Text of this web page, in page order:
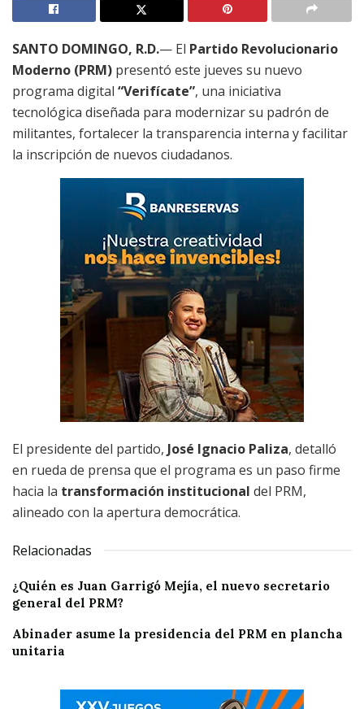
SANTO DOMINGO, R.D.— El Partido Revolucionario
Moderno (PRM) presentó este jueves su nuevo
programa digital “Verifícate”, una iniciativa
tecnológica diseñada para modernizar su padrón de
militantes, fortalecer la transparencia interna y facilitar
la inscripción de nuevos ciudadanos.
El presidente del partido, José Ignacio Paliza, detalló
en rueda de prensa que el programa es un paso firme
hacia la transformación institucional del PRM,
alineado con la apertura democrática.
Relacionadas
¿Quién es Juan Garrigó Mejía, el nuevo secretario
general del PRM?
Abinader asume la presidencia del PRM en plancha
unitaria